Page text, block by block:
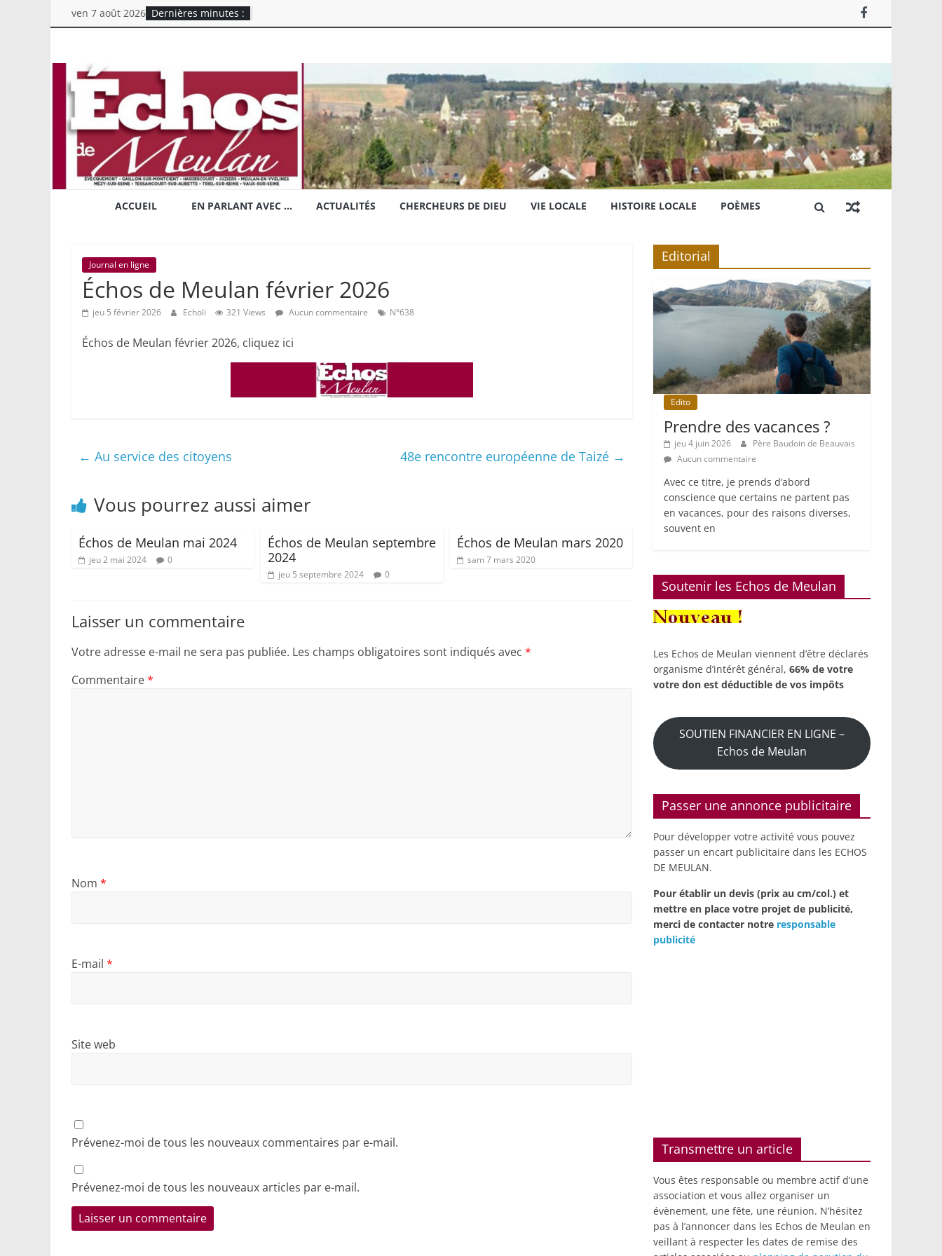
to
ven 7 août 2026 Dernières minutes :
Echos
de
Meulan
Mensuel
chrétien
d'information
Rive
Droite
ACCUEIL EN PARLANT AVEC … ACTUALITÉS CHERCHEURS DE DIEU VIE LOCALE HISTOIRE LOCALE POÈMES
Journal en ligne
Échos de Meulan février 2026
jeu 5 février 2026 Echoli 321 Views Aucun commentaire N°638
Échos de Meulan février 2026, cliquez ici
← Au service des citoyens 48e rencontre européenne de Taizé →
Vous pourrez aussi aimer
Échos de Meulan mai 2024
jeu 2 mai 2024 0
Échos de Meulan septembre
2024
jeu 5 septembre 2024 0
Échos de Meulan mars 2020
sam 7 mars 2020
Laisser un commentaire
Votre adresse e-mail ne sera pas publiée. Les champs obligatoires sont indiqués avec *
Commentaire*
Nom *
E-mail *
Site web
Prévenez-moi de tous les nouveaux commentaires par e-mail.
Prévenez-moi de tous les nouveaux articles par e-mail.
Editorial
Edito
Prendre des vacances ?
jeu 4 juin 2026
Père Baudoin de Beauvais
Aucun commentaire
Avec ce titre, je prends d’abord
conscience que certains ne partent pas
en vacances, pour des raisons diverses,
souvent en
Soutenir les Echos de Meulan
Les Echos de Meulan viennent d’être déclarés
organisme d’intérêt général, 66% de votre
votre don est déductible de vos impôts
SOUTIEN FINANCIER EN LIGNE –
Echos de Meulan
Passer une annonce publicitaire
Pour développer votre activité vous pouvez
passer un encart publicitaire dans les ECHOS
DE MEULAN.
Pour établir un devis (prix au cm/col.) et
mettre en place votre projet de publicité,
merci de contacter notre responsable
publicité
Transmettre un article
Vous êtes responsable ou membre actif d’une
association et vous allez organiser un
évènement, une fête, une réunion. N’hésitez
pas à l’annoncer dans les Echos de Meulan en
veillant à respecter les dates de remise des